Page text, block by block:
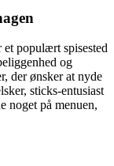
populært spisested
og
der ønsker at nyde
sticks-entusiast
noget på menuen,